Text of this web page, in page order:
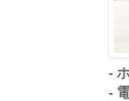
-
-